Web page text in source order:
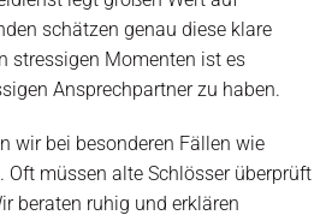
schätzen genau diese klare
stressigen Momenten ist es
Ansprechpartner zu haben.
wir bei besonderen Fällen wie
Oft müssen alte Schlösser überprüft
beraten ruhig und erklären